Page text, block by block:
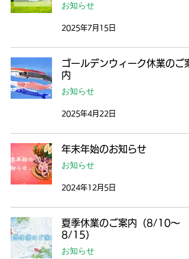
お知らせ
2025年7月15日
ゴールデンウィーク休業のご案
内
お知らせ
2025年4月22日
年末年始のお知らせ
お知らせ
2024年12月5日
夏季休業のご案内（8/10～
8/15）
お知らせ